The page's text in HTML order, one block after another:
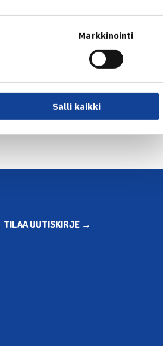
Markkinointi
Salli kaikki
uutinen: Sarjatennisuutisia →
TILAA UUTISKIRJE →